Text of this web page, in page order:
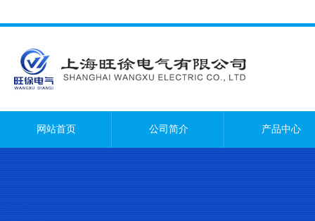
网站首页 公司简介 产品中心